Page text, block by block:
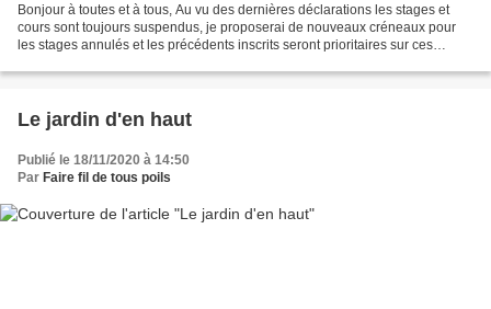
Bonjour à toutes et à tous, Au vu des dernières déclarations les stages et
cours sont toujours suspendus, je proposerai de nouveaux créneaux pour
les stages annulés et les précédents inscrits seront prioritaires sur ces
Le jardin d'en haut
Publié le 18/11/2020 à 14:50
Par Faire fil de tous poils